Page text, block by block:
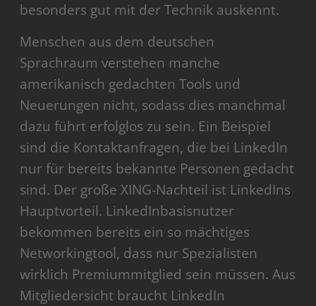
besonders gut mit der Technik auskennt.
Menschen aus dem deutschen
Sprachraum verstehen manche
amerikanisch gedachten Tools und
Neuerungen nicht, sodass dies manchmal
dazu führt erfolglos zu sein. Ein Beispiel
sind die Kontaktanfragen, die bei LinkedIn
nur für bereits bekannte Personen gedacht
sind. Der große XING-Nachteil ist LinkedIns
Hauptvorteil. LinkedInbasisnutzer
bekommen bereits ein so mächtiges
Networkingtool, dass nur Spezialisten
wirklich Premiummitglied sein müssen. Aus
Mitgliedersicht braucht LinkedIn